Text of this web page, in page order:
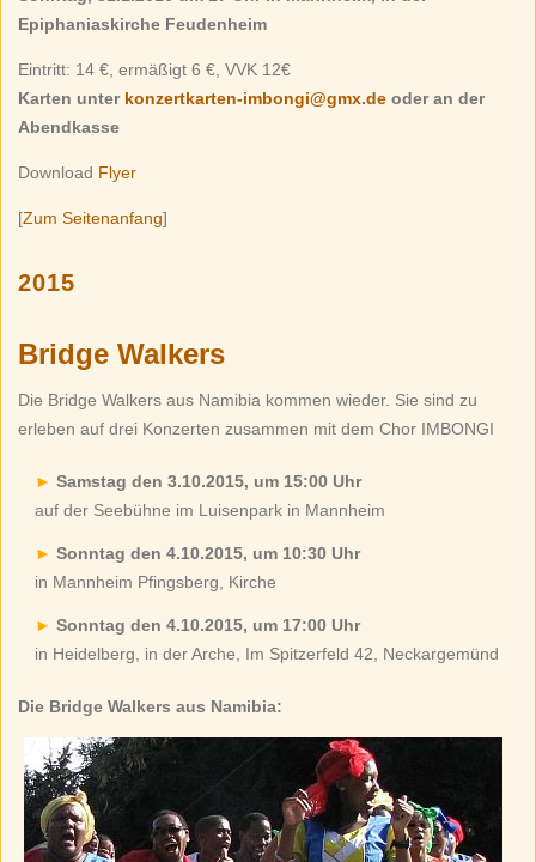
Epiphaniaskirche Feudenheim
Eintritt: 14 €, ermäßigt 6 €, VVK 12€
Karten unter konzertkarten-imbongi@gmx.de oder an der
Abendkasse
Download Flyer
[Zum Seitenanfang]
2015
Bridge Walkers
Die Bridge Walkers aus Namibia kommen wieder. Sie sind zu
erleben auf drei Konzerten zusammen mit dem Chor IMBONGI
Samstag den 3.10.2015, um 15:00 Uhr
auf der Seebühne im Luisenpark in Mannheim
Sonntag den 4.10.2015, um 10:30 Uhr
in Mannheim Pfingsberg, Kirche
Sonntag den 4.10.2015, um 17:00 Uhr
in Heidelberg, in der Arche, Im Spitzerfeld 42, Neckargemünd
Die Bridge Walkers aus Namibia: